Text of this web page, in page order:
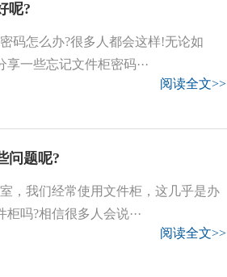
呢?
码怎么办?很多人都会这样!无论如
一些忘记文件柜密码···
阅读全文>>
问题呢?
，我们经常使用文件柜，这几乎是办
吗?相信很多人会说···
阅读全文>>